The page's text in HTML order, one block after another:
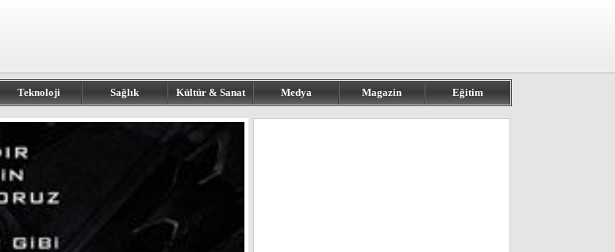
Teknoloji Sağlık Kültür & Sanat Medya Magazin Eğitim